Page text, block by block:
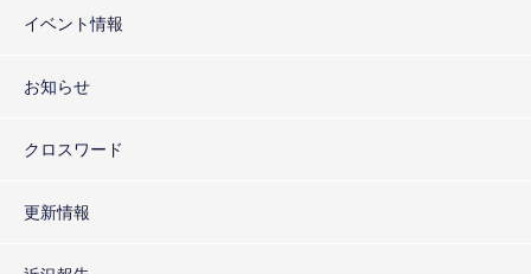
イベント情報
お知らせ
クロスワード
更新情報